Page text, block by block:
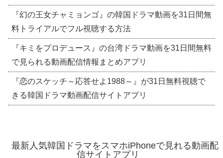
『幻の王女チャミョンゴ』の韓国ドラマ動画を31日間無
料トライアルでフル視聴する方法
『キミをプロデュース』の台湾ドラマ動画を31日間無料
で見られる動画配信情報まとめアプリ
『恋のスケッチ～応答せよ1988～』が31日無料視聴で
きる韓国ドラマ動画配信サイトアプリ
最新人気韓国ドラマをスマホiPhoneで見れる動画配
信サイトアプリ